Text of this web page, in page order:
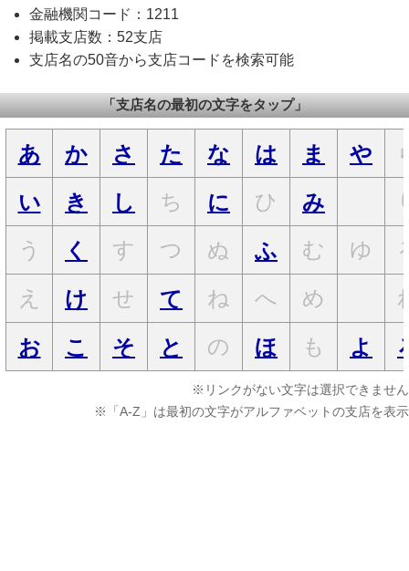
金融機関コード：1211
掲載支店数：52支店
支店名の50音から支店コードを検索可能
「支店名の最初の文字をタップ」
あ か さ た な は ま や
い
き し ち に ひ み
う
く す つ ぬ ふ む ゆ
え
け せ て ね へ め
お
こ そ と の ほ も よ
※リンクがない文字は選択できません
※「A-Z」は最初の文字がアルファベットの支店を表示